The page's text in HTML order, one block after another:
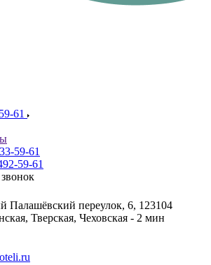
61
59-61
59-61
звонок
Палашёвский переулок, 6, 123104
Тверская, Чеховская - 2 мин